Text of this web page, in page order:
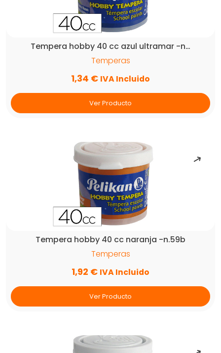
Tempera hobby 40 cc azul ultramar -n…
Temperas
1,34 € IVA Incluido
Ver Producto
Tempera hobby 40 cc naranja -n.59b
Temperas
1,92 € IVA Incluido
Ver Producto